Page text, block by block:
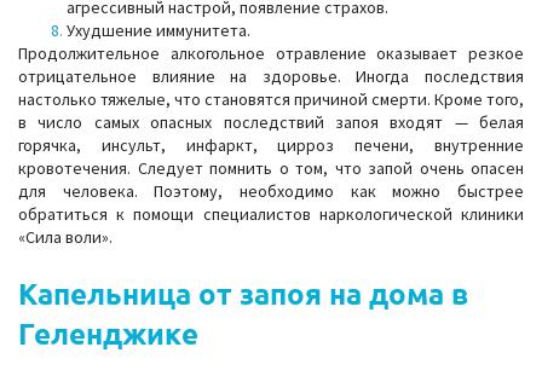
агрессивный настрой, появление страхов.
Ухудшение иммунитета.
Продолжительное алкогольное отравление оказывает резкое
отрицательное влияние на здоровье. Иногда последствия
настолько тяжелые, что становятся причиной смерти. Кроме того,
в число самых опасных последствий запоя входят — белая
горячка, инсульт, инфаркт, цирроз печени, внутренние
кровотечения. Следует помнить о том, что запой очень опасен
для человека. Поэтому, необходимо как можно быстрее
обратиться к помощи специалистов наркологической клиники
«Сила воли».
Капельница от запоя на дома в
Геленджике